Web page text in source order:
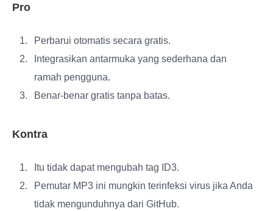
Pro
Perbarui otomatis secara gratis.
Integrasikan antarmuka yang sederhana dan
ramah pengguna.
Benar-benar gratis tanpa batas.
Kontra
Itu tidak dapat mengubah tag ID3.
Pemutar MP3 ini mungkin terinfeksi virus jika Anda
tidak mengunduhnya dari GitHub.